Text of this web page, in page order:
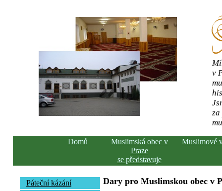
v
Domů
Muslimská obec v
Praze
se představuje
Muslimové
Páteční kázání
Dary pro Muslimskou obec v